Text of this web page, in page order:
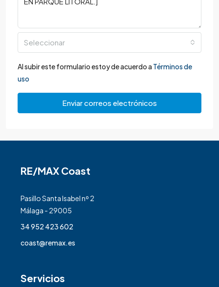
Seleccionar
Al subir este formulario estoy de acuerdo a Términos de
uso
Enviar correos electrónicos
RE/MAX Coast
Pasillo Santa Isabel nº 2
Málaga - 29005
34 952 423 602
coast@remax.es
Servicios